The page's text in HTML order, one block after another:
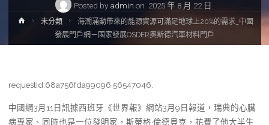
Posted by admin on 2025 年 8 月 22 日
Home未分類
海潮涌動帶來的能源資源可滿足地球上20%的需求_中國
發展門戶網－國家發展OSDER奧斯德汽車材料門戶
requestId:68a756fda99096.56547046.
中國網3月11日訊據西班牙《世界報》網站3月9日報道，瑞典的心臟
病專家、同時也是一位發明家，斯蒂格·倫德貝克，花費了他大半生